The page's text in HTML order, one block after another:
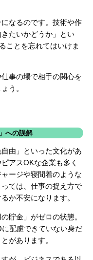
なるのです。 技術や作
たいかどうか」とい
ことを忘れてはいけま
事の場で相手の関心を
う。
への誤解
由」といった文化があ
アスOKな企業も多く
ージや寝間着のような
ては、仕事の捉え方で
か不安になります。
貯金」がゼロの状態。
配慮できていない身だ
があります。